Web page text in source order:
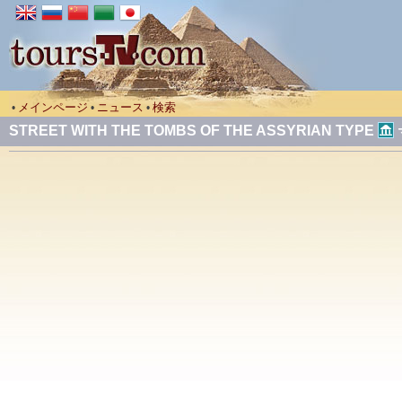
• メインページ • ニュース • 検索
STREET WITH THE TOMBS OF THE ASSYRIAN TYPE